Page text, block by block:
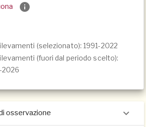
(selezionato): 1991-2022
(fuori dal periodo scelto):
2026
osservazione